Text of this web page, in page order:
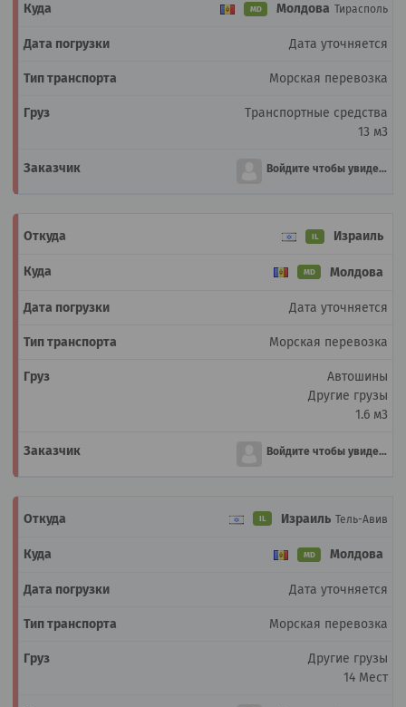
MD Молдова Тирасполь
Дата уточняется
Морская перевозка
Транспортные средства
13 м3
Войдите чтобы увидеть
IL Израиль
MD Молдова
Дата уточняется
Морская перевозка
Автошины
Другие грузы
1.6 м3
Войдите чтобы увидеть
IL Израиль Тель-Авив
MD Молдова
Дата уточняется
Морская перевозка
Другие грузы
14 Мест